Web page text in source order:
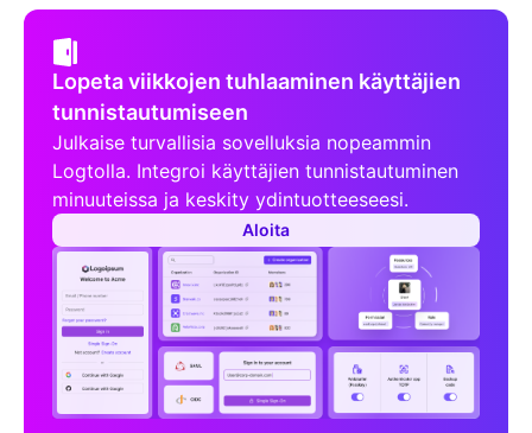
Lopeta viikkojen tuhlaaminen käyttäjien
tunnistautumiseen
Julkaise turvallisia sovelluksia nopeammin
Logtolla. Integroi käyttäjien tunnistautuminen
minuuteissa ja keskity ydintuotteeseesi.
Aloita